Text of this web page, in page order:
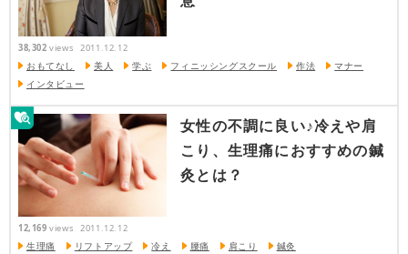
38,302 views 2011.12.12
おもてなし 美人 学ぶ フィニッシングスクール 作法
マナー
インタビュー
女性の不調に良い♪冷えや肩
こり、生理痛におすすめの鍼
灸とは？
12,169 views 2011.12.12
生理痛 リフトアップ 冷え 腰痛 肩こり 鍼灸